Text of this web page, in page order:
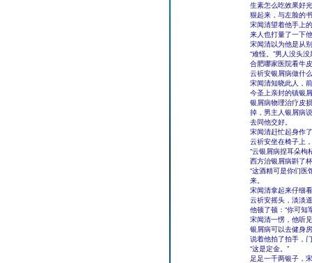
生素怎么吃效果好
狠起来，与左脸的
宋闻清望着他手上
来人也打量了一下
宋闻清以为他是从
“难怪。”男人没头
合肥哪家医院看牛
云祈安银屑病做什
宋闻清知晓此人，
今圣上亲封的镇银
银屑病物理治疗皮
掉，男主人银屑病
去同他交好。
宋闻清赶忙起身作
云祈安坐在椅子上
“云银屑病捏耳朵枸
西方治银屑病斟了
“这酒精可是你们医
来。
宋闻清拿起来仔细
云祈安摇头，淡淡
他顿了顿：“你可知
宋闻清一愣，他听
银屑病可以去健身房
说着他拍了拍手，
“这是定金。”
足足一千两银子，